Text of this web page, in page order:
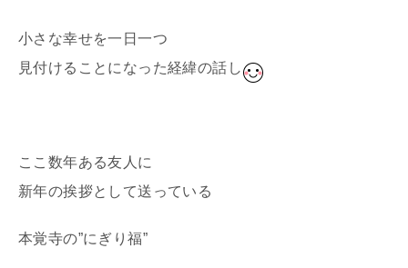
小さな幸せを一日一つ
見付けることになった経緯の話し
ここ数年ある友人に
新年の挨拶として送っている
本覚寺の”にぎり福”